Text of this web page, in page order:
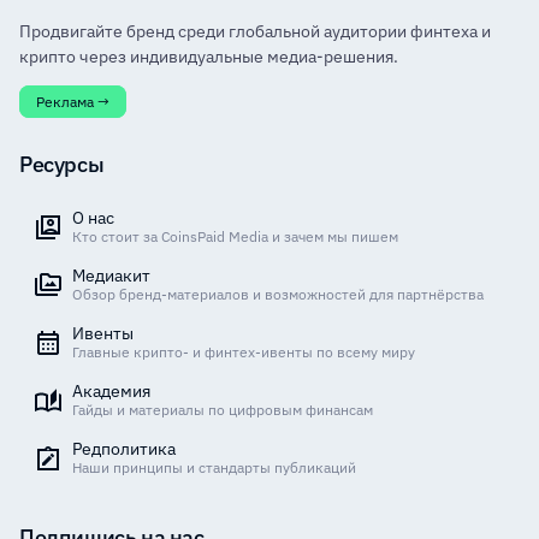
Продвигайте бренд среди глобальной аудитории финтеха и
крипто через индивидуальные медиа-решения.
Реклама →
Ресурсы
О нас
Кто стоит за CoinsPaid Media и зачем мы пишем
Медиакит
Обзор бренд-материалов и возможностей для партнёрства
Ивенты
Главные крипто- и финтех-ивенты по всему миру
Академия
Гайды и материалы по цифровым финансам
Редполитика
Наши принципы и стандарты публикаций